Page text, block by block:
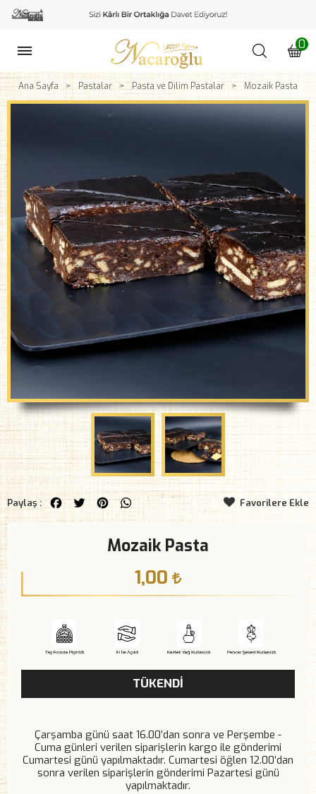
0
Ana Sayfa Pastalar Pasta ve Dilim Pastalar Mozaik Pasta
Paylaş : Facebook
TwitterPinterestWhatsApp Favorilere Ekle
Mozaik Pasta
1,00
TÜKENDİ
Çarşamba günü saat 16.00’dan sonra ve Perşembe -
Cuma günleri verilen siparişlerin kargo ile gönderimi
Cumartesi günü yapılmaktadır. Cumartesi öğlen 12.00’dan
sonra verilen siparişlerin gönderimi Pazartesi günü
yapılmaktadır.